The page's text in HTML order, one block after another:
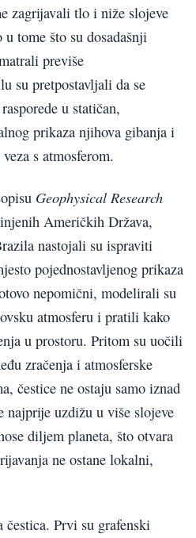
zagrijavali tlo i niže slojeve
tome što su dosadašnji
previše
su pretpostavljali da se
u statičan,
prikaza njihova gibanja i
s atmosferom.
Geophysical Research
Američkih Država,
nastojali su ispraviti
pojednostavljenog prikaza
nepomični, modelirali su
atmosferu i pratili kako
u prostoru. Pritom su uočili
zračenja i atmosferske
čestice ne ostaju samo iznad
najprije uzdižu u više slojeve
diljem planeta, što otvara
ne ostane lokalni,
Prvi su grafenski